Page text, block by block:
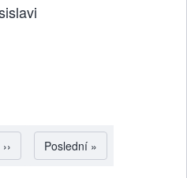
Pagination
Následující stránka
›› Poslední stránka
Poslední »